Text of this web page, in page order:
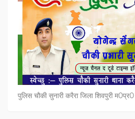
पुलिस चौकी सुनारी करैरा जिला शिवपुरी म0प्र0